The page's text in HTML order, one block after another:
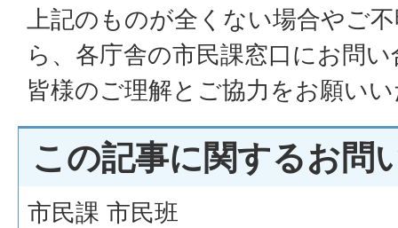
上記のものが全くない場合やご
ら、各庁舎の市民課窓口にお問
皆様のご理解とご協力をお願い
この記事に関するお問
市民課 市民班